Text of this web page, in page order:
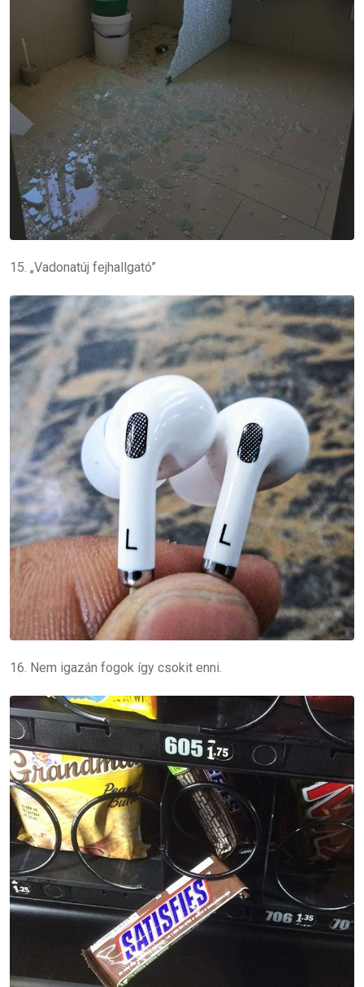
15. „Vadonatúj fejhallgató”
16. Nem igazán fogok így csokit enni.